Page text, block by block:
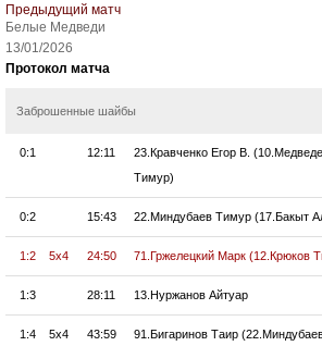
Предыдущий матч
Белые Медведи
13/01/2026
Протокол матча
Заброшенные шайбы
0:1 12:11
23.Кравченко Егор В.
Тимур)
0:2 15:43 22.Миндубаев Тимур (17.Бакыт
1:2 5x4 24:50 71.Гржелецкий Марк (12.Крюков
1:3 28:11 13.Нуржанов Айтуар
1:4 5x4 43:59
91.Бигаринов Таир